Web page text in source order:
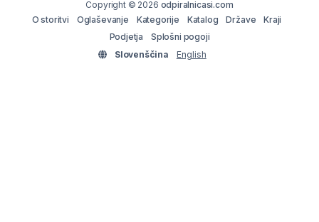
Copyright © 2026 odpiralnicasi.com
O storitvi
Oglaševanje Kategorije Katalog Države
Kraji
Podjetja
Splošni pogoji
Slovenščina
English